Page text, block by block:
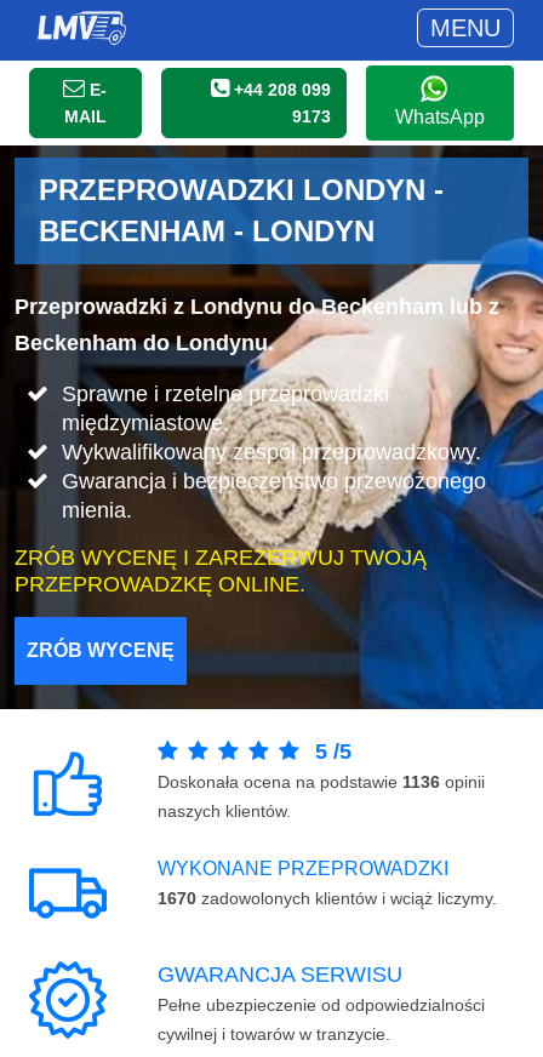
MENU
E-
MAIL
+44 208 099
9173
WhatsApp
PRZEPROWADZKI LONDYN -
BECKENHAM - LONDYN
Przeprowadzki z Londynu do Beckenham lub z
Beckenham do Londynu.
Sprawne i rzetelne przeprowadzki
międzymiastowe.
Wykwalifikowany zespół przeprowadzkowy.
Gwarancja i bezpieczeństwo przewożonego
mienia.
ZRÓB WYCENĘ I ZAREZERWUJ TWOJĄ
PRZEPROWADZKĘ ONLINE.
ZRÓB WYCENĘ
5 /5
Doskonała ocena na podstawie 1136 opinii
naszych klientów.
WYKONANE PRZEPROWADZKI
1670 zadowolonych klientów i wciąż liczymy.
GWARANCJA SERWISU
Pełne ubezpieczenie od odpowiedzialności
cywilnej i towarów w tranzycie.